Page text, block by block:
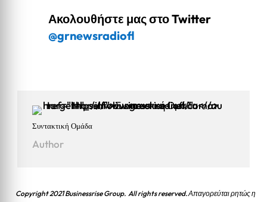
Ακολουθήστε μας στο Twitter
@grnewsradiofl
Συντακτική Ομάδα
Author
Copyright 2021 Businessrise Group. All rights reserved. Απαγορεύται ρητώς η